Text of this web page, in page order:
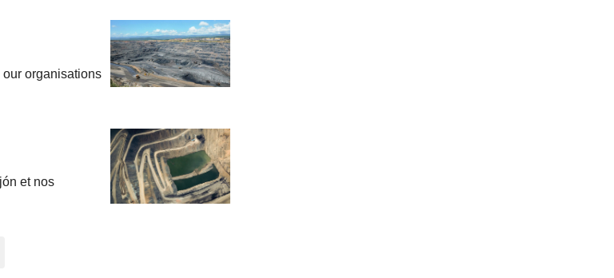
organisations
et nos